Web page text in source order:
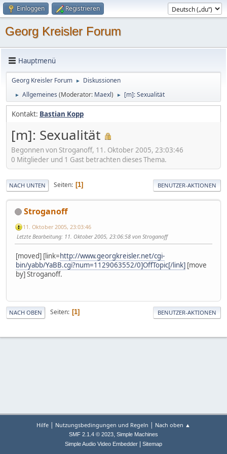
Einloggen Registrieren
Georg Kreisler Forum
Hauptmenü
Georg Kreisler Forum ► Diskussionen
► Allgemeines (Moderator: Maexl) ► [m]: Sexualität
Kontakt: Bastian Kopp
[m]: Sexualität
Begonnen von Stroganoff, 11. Oktober 2005, 23:03:46
0 Mitglieder und 1 Gast betrachten dieses Thema.
NACH UNTEN Seiten 1 BENUTZER-AKTIONEN
Stroganoff
11. Oktober 2005, 23:03:46
Letzte Bearbeitung: 11. Oktober 2005, 23:06:58 von Stroganoff
[moved] [link=http://www.georgkreisler.net/cgi-
bin/yabb/YaBB.cgi?num=1129063552/0]OffTopic[/link] [move
by] Stroganoff.
NACH OBEN Seiten 1 BENUTZER-AKTIONEN
Hilfe | Nutzungsbedingungen und Regeln | Nach oben ▲
SMF 2.1.4 © 2023, Simple Machines
Simple Audio Video Embedder
Sitemap